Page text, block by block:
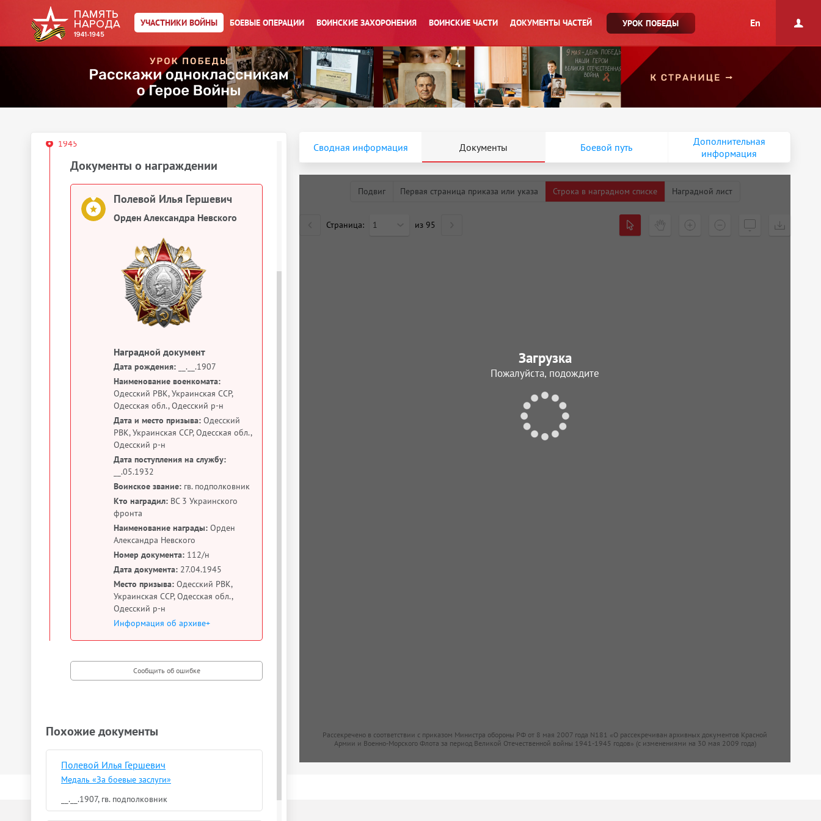
УЧАСТНИКИ ВОЙНЫ БОЕВЫЕ ОПЕРАЦИИ ВОИНСКИЕ ЗАХОРОНЕНИЯ ВОИНСКИЕ ЧАСТИ ДОКУМЕНТЫ ЧАСТЕЙ УРОК ПОБЕДЫ En
Год рождения:__.__.1907
Действия
Скачать документы
Упоминается в 1 документе:
Выберите документ ниже
1945
Документы о награждении
Полевой Илья Гершевич
Орден Александра Невского
Наградной документ
Дата рождения: __.__.1907
Наименование военкомата:
Одесский РВК, Украинская ССР,
Одесская обл., Одесский р-н
Дата и место призыва: Одесский
РВК, Украинская ССР, Одесская обл.,
Одесский р-н
Дата поступления на службу:
__.05.1932
Воинское звание: гв. подполковник
Кто наградил: ВС 3 Украинского
фронта
Наименование награды: Орден
Александра Невского
Номер документа: 112/н
Дата документа: 27.04.1945
Место призыва: Одесский РВК,
Украинская ССР, Одесская обл.,
Одесский р-н
Информация об архиве+
Похожие документы
Полевой Илья Гершевич
Медаль «За боевые заслуги»
__.__.1907, гв. подполковник
Сводная информация Документы Боевой путь
Дополнительная
информация
Подвиг Первая страница приказа или указа Строка в наградном списке Наградной лист
Страница: 1 из 95
Рассекречено в соответствии с приказом Министра обороны РФ от 8 мая 2007 года N181 «О рассекречиван архивных документов Красной
Армии и Военно-Морского Флота за период Великой Отечественной войны 1941-1945 годов» (с изменениями на 30 мая 2009 года)
Загрузка
Пожалуйста, подождите